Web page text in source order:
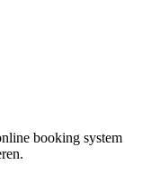
booking system